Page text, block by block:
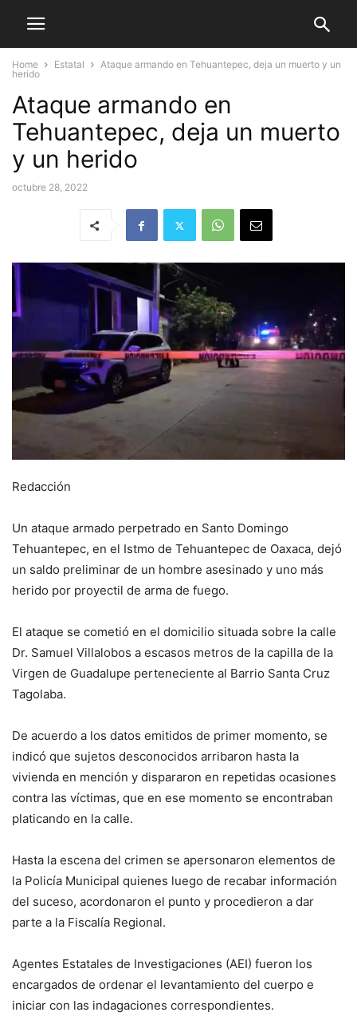
Home Estatal
Ataque armando en Tehuantepec, deja un muerto y un
herido
Ataque armando en
Tehuantepec, deja un muerto
y un herido
octubre 28, 2022
Redacción
Un ataque armado perpetrado en Santo Domingo
Tehuantepec, en el Istmo de Tehuantepec de Oaxaca, dejó
un saldo preliminar de un hombre asesinado y uno más
herido por proyectil de arma de fuego.
El ataque se cometió en el domicilio situada sobre la calle
Dr. Samuel Villalobos a escasos metros de la capilla de la
Virgen de Guadalupe perteneciente al Barrio Santa Cruz
Tagolaba.
De acuerdo a los datos emitidos de primer momento, se
indicó que sujetos desconocidos arribaron hasta la
vivienda en mención y dispararon en repetidas ocasiones
contra las víctimas, que en ese momento se encontraban
platicando en la calle.
Hasta la escena del crimen se apersonaron elementos de
la Policía Municipal quienes luego de recabar información
del suceso, acordonaron el punto y procedieron a dar
parte a la Fiscalía Regional.
Agentes Estatales de Investigaciones (AEI) fueron los
encargados de ordenar el levantamiento del cuerpo e
iniciar con las indagaciones correspondientes.